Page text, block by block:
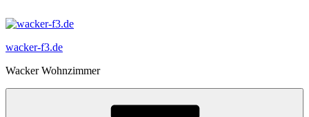
Inhalt
wacker-f3.de
Wacker Wohnzimmer